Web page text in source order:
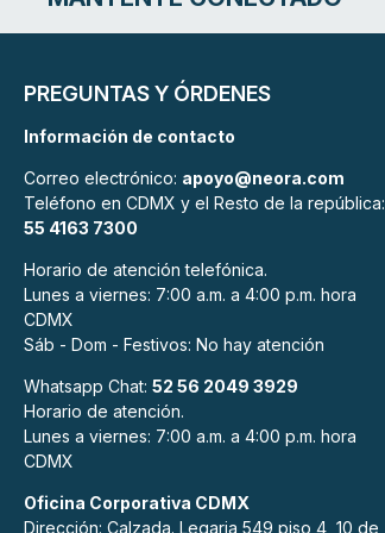
PREGUNTAS Y ÓRDENES
Información de contacto
Correo electrónico: apoyo@neora.com
Teléfono en CDMX y el Resto de la república:
55 4163 7300
Horario de atención telefónica.
Lunes a viernes: 7:00 a.m. a 4:00 p.m. hora
CDMX
Sáb - Dom - Festivos: No hay atención
Whatsapp Chat: 52 56 2049 3929
Horario de atención.
Lunes a viernes: 7:00 a.m. a 4:00 p.m. hora
CDMX
Oficina Corporativa CDMX
Dirección: Calzada. Legaria 549 piso 4, 10 de